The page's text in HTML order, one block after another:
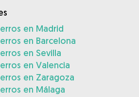
en Madrid
en Barcelona
en Sevilla
en Valencia
en Zaragoza
en Málaga